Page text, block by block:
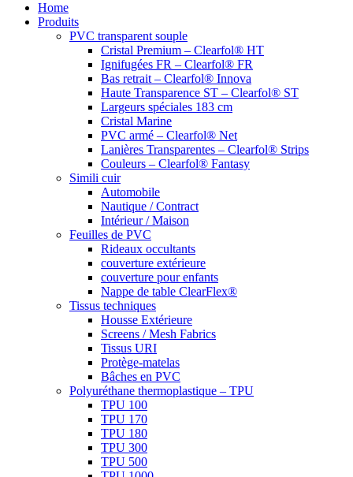
Home
Produits
PVC transparent souple
Cristal Premium – Clearfol® HT
Ignifugées FR – Clearfol® FR
Bas retrait – Clearfol® Innova
Haute Transparence ST – Clearfol® ST
Largeurs spéciales 183 cm
Cristal Marine
PVC armé – Clearfol® Net
Lanières Transparentes – Clearfol® Strips
Couleurs – Clearfol® Fantasy
Simili cuir
Automobile
Nautique / Contract
Intérieur / Maison
Feuilles de PVC
Rideaux occultants
couverture extérieure
couverture pour enfants
Nappe de table ClearFlex®
Tissus techniques
Housse Extérieure
Screens / Mesh Fabrics
Tissus URI
Protège-matelas
Bâches en PVC
Polyuréthane thermoplastique – TPU
TPU 100
TPU 170
TPU 180
TPU 300
TPU 500